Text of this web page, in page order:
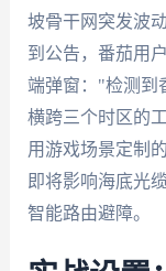
坡骨干网突发波
到公告，番茄用
端弹窗："检测到
横跨三个时区的
用游戏场景定制
即将影响海底光
智能路由避障。